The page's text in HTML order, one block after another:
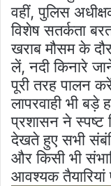
वहीं, पुलिस
विशेष सतर्कता
खराब मौसम के
लें, नदी किनारे
पूरी तरह पालन
लापरवाही भी
प्रशासन ने स्पष्ट
देखते हुए सभी
और किसी भी
आवश्यक तैयारियां